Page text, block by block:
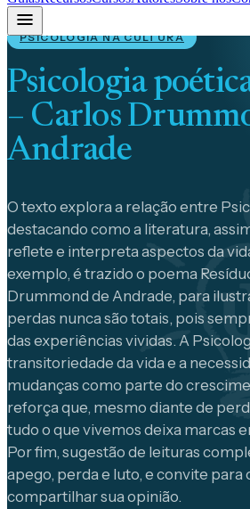
PSICOLOGIA NA CULTURA
Psicologia
– Carlos
Andrade
O texto explora a relação entre
destacando como a literatura,
reflete e interpreta aspectos da
exemplo, é trazido o poema
Drummond de Andrade, para
perdas nunca são totais, pois
das experiências vividas. A
transitoriedade da vida e a
mudanças como parte do
reforça que, mesmo diante de
tudo o que vivemos deixa marcas
Por fim, sugestão de leituras
apego, perda e luto, e convite para
compartilhar sua opinião.